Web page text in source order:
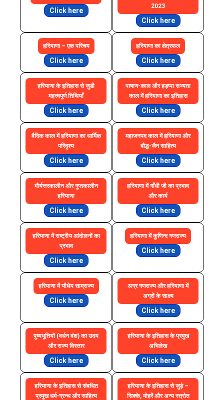
Click here
2023
Click here
हरियाणा – एक परिचय
Click here
हरियाणा का क्षेत्रफल
Click here
हरियाणा के इतिहास से जुडी
महत्त्वपूर्ण तिथियाँ
Click here
पाषाण-काल और हड़प्पा सभ्यता
काल में हरियाणा का इतिहास
Click here
वैदिक काल में हरियाणा का धार्मिक
परिदृश्य
Click here
महाजनपद काल में हरियाणा और
बौद्ध-जैन साहित्य
Click here
मौर्यत्तरकालीन और गुप्तकालीन
हरियाणा
Click here
हरियाणा में गाँधी जी का प्रभाव
और कार्य
Click here
हरियाणा में राष्ट्रीय आंदोलनों का
प्रभाव
Click here
हरियाणा में कुणिन्द गणराज्य
Click here
हरियाणा में यौधेय साम्राज्य
Click here
अग्र गणराज्य और हरियाणा में
अग्रों के साक्ष्य
Click here
पुष्यभूतियों (वर्धन वंश) का उदय
और राज्य विस्तार
Click here
हरियाणा के इतिहास के प्रमुख
अभिलेख
Click here
हरियाणा के इतिहास से संबधित
प्रमुख धर्म-ग्रन्थ और साहित्य
हरियाणा के इतिहास से जुड़े –
सिक्के, मोहरें और अन्य स्त्रोत